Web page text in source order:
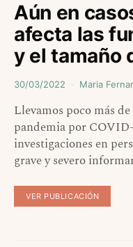
Aún en
afecta las
y el tamaño
30/03/2022 Maria
Llevamos poco más
pandemia por
investigaciones en
grave y severo
VER PUBLICACIÓN